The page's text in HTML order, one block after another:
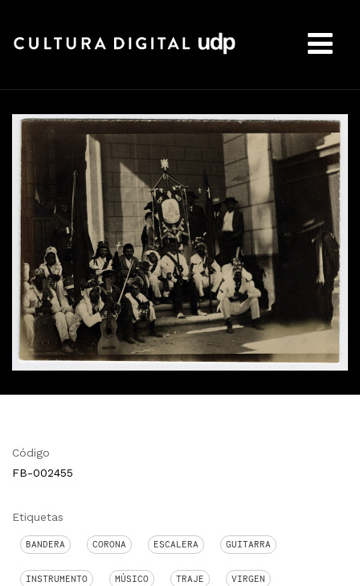
Código
FB-002455
Etiquetas
BANDERA CORONA ESCALERA GUITARRA
INSTRUMENTO MÚSICO TRAJE VIRGEN